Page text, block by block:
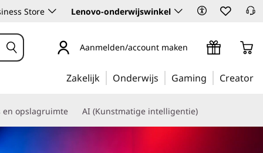
Store Lenovo-onderwijswinkel
Aanmelden/account maken
Zakelijk Onderwijs Gaming Creator
en opslagruimte AI (Kunstmatige intelligentie)